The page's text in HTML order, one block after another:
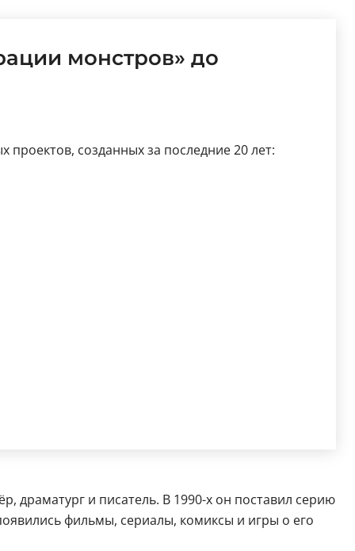
монстров» до
созданных за последние 20 лет:
драматург и писатель. В 1990-х он поставил серию
фильмы, сериалы, комиксы и игры о его